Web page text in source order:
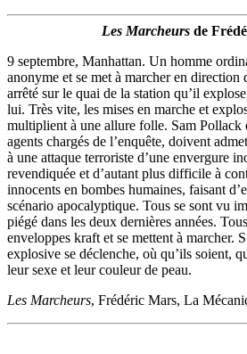
Les Marcheursde
9 septembre, Manhattan. Un homme
anonyme et se met à marcher en direction
arrêté sur le quai de la station qu’il
lui. Très vite, les mises en marche et
multiplient à une allure folle. Sam
agents chargés de l’enquête, doivent
à une attaque terroriste d’une envergure
revendiquée et d’autant plus difficile à
innocents en bombes humaines, faisant
scénario apocalyptique. Tous se sont vu
piégé dans les deux dernières années.
enveloppes kraft et se mettent à marcher.
explosive se déclenche, où qu’ils soient,
leur sexe et leur couleur de peau.
Les Marcheurs, Frédéric Mars, La